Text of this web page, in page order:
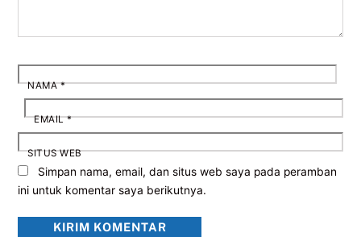
NAMA*
EMAIL*
SITUS WEB
Simpan nama, email, dan situs web saya pada peramban
ini untuk komentar saya berikutnya.